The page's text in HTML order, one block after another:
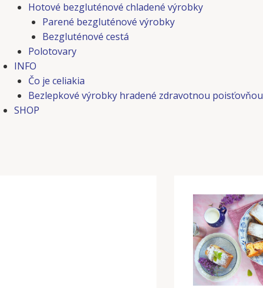
Hotové bezgluténové chladené výrobky
Parené bezgluténové výrobky
Bezgluténové cestá
Polotovary
INFO
Čo je celiakia
Bezlepkové výrobky hradené zdravotnou poisťovňou
SHOP